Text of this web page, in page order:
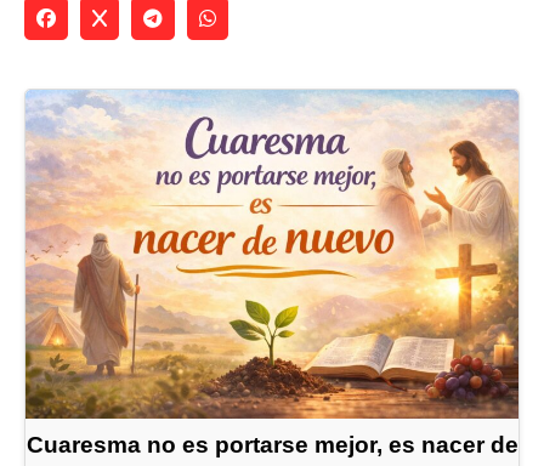
Cuaresma no es portarse mejor, es nacer de